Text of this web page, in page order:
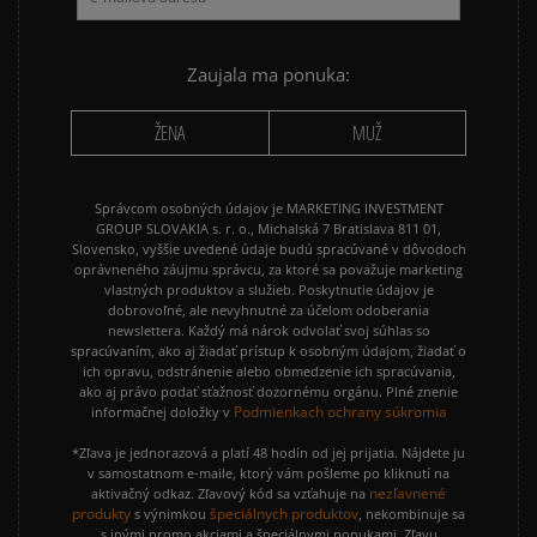
NIKE P-6000 NIKE SHOX
PUMA SUEDE REEBOK CLASSIC
VANS OLD SKOOL VANS SK8
Zaujala ma ponuka:
ŽENA MUŽ
Správcom osobných údajov je MARKETING INVESTMENT
GROUP SLOVAKIA s. r. o., Michalská 7 Bratislava 811 01,
Slovensko, vyššie uvedené údaje budú spracúvané v dôvodoch
oprávneného záujmu správcu, za ktoré sa považuje marketing
vlastných produktov a služieb. Poskytnutie údajov je
dobrovoľné, ale nevyhnutné za účelom odoberania
newslettera. Každý má nárok odvolať svoj súhlas so
spracúvaním, ako aj žiadať prístup k osobným údajom, žiadať o
ich opravu, odstránenie alebo obmedzenie ich spracúvania,
ako aj právo podať sťažnosť dozornému orgánu. Plné znenie
informačnej doložky v Podmienkach ochrany súkromia
*Zľava je jednorazová a platí 48 hodín od jej prijatia. Nájdete ju
v samostatnom e-maile, ktorý vám pošleme po kliknutí na
aktivačný odkaz. Zľavový kód sa vzťahuje na nezľavnené
produkty s výnimkou špeciálnych produktov, nekombinuje sa